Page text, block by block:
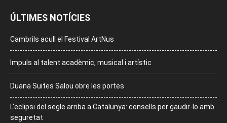
ÚLTIMES NOTÍCIES
Cambrils acull el Festival ArtNus
Impuls al talent acadèmic, musical i artístic
Duana Suites Salou obre les portes
L’eclipsi del segle arriba a Catalunya: consells per gaudir-lo amb
seguretat